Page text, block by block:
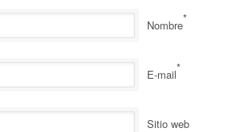
Nombre*
E-mail*
Sitio web